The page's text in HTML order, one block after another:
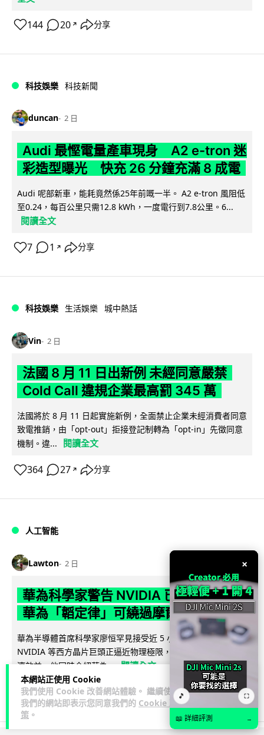
本網站正使用 Cookie
我們使用 Cookie 改善網站體驗。 繼續使用
我們的網站即表示您同意我們的 Cookie 政
策 。
144 20 ↗ 分享
科技娛樂 科技新聞
duncan 2 日
Audi 最慳電量產車現身 A2 e-tron 迷
彩造型曝光 快充 26 分鐘充滿 8 成電
Audi 呢部新車，能耗竟然係25年前嘅一半。 A2 e-tron 風阻低
至0.24，每百公里只需12.8 kWh，一度電行到7.8公里。6...
閱讀全文
7 1 ↗ 分享
科技娛樂 生活娛樂 城中熱話
Vin 2 日
法國 8 月 11 日出新例 未經同意嚴禁
Cold Call 違規企業最高罰 345 萬
法國將於 8 月 11 日起實施新例，全面禁止企業未經消費者同意
致電推銷，由「opt-out」拒接登記制轉為「opt-in」先徵同意
機制。違...
閱讀全文
364 27 ↗ 分享
人工智能
Lawton 2 日
華為科學家警告 NVIDIA 已近物理極限
華為「韜定律」可繞過摩爾定律瓶頸
華為半導體首席科學家廖恒罕見接受近 5 小時專訪，警告
NVIDIA 等西方晶片巨頭正逼近物理極限，傳統製程升級已失經
濟效益。他同時介紹華為... 閱讀全文
1,596 602 ↗ 分享
×
🎵 ⛶
📖 詳細評測 →